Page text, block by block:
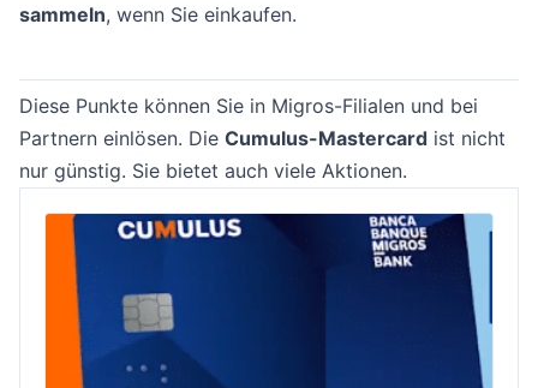
sammeln, wenn Sie einkaufen.
Diese Punkte können Sie in Migros-Filialen und bei
Partnern einlösen. Die Cumulus-Mastercard ist nicht
nur günstig. Sie bietet auch viele Aktionen.